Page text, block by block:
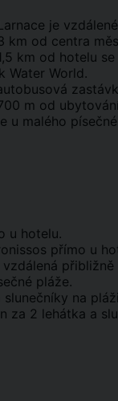
je
km od centra
km od hotelu
Water World.
m od
u malého
u hotelu.
přímo u
vzdálená
pláže.
slunečníky na
za 2 lehátka a